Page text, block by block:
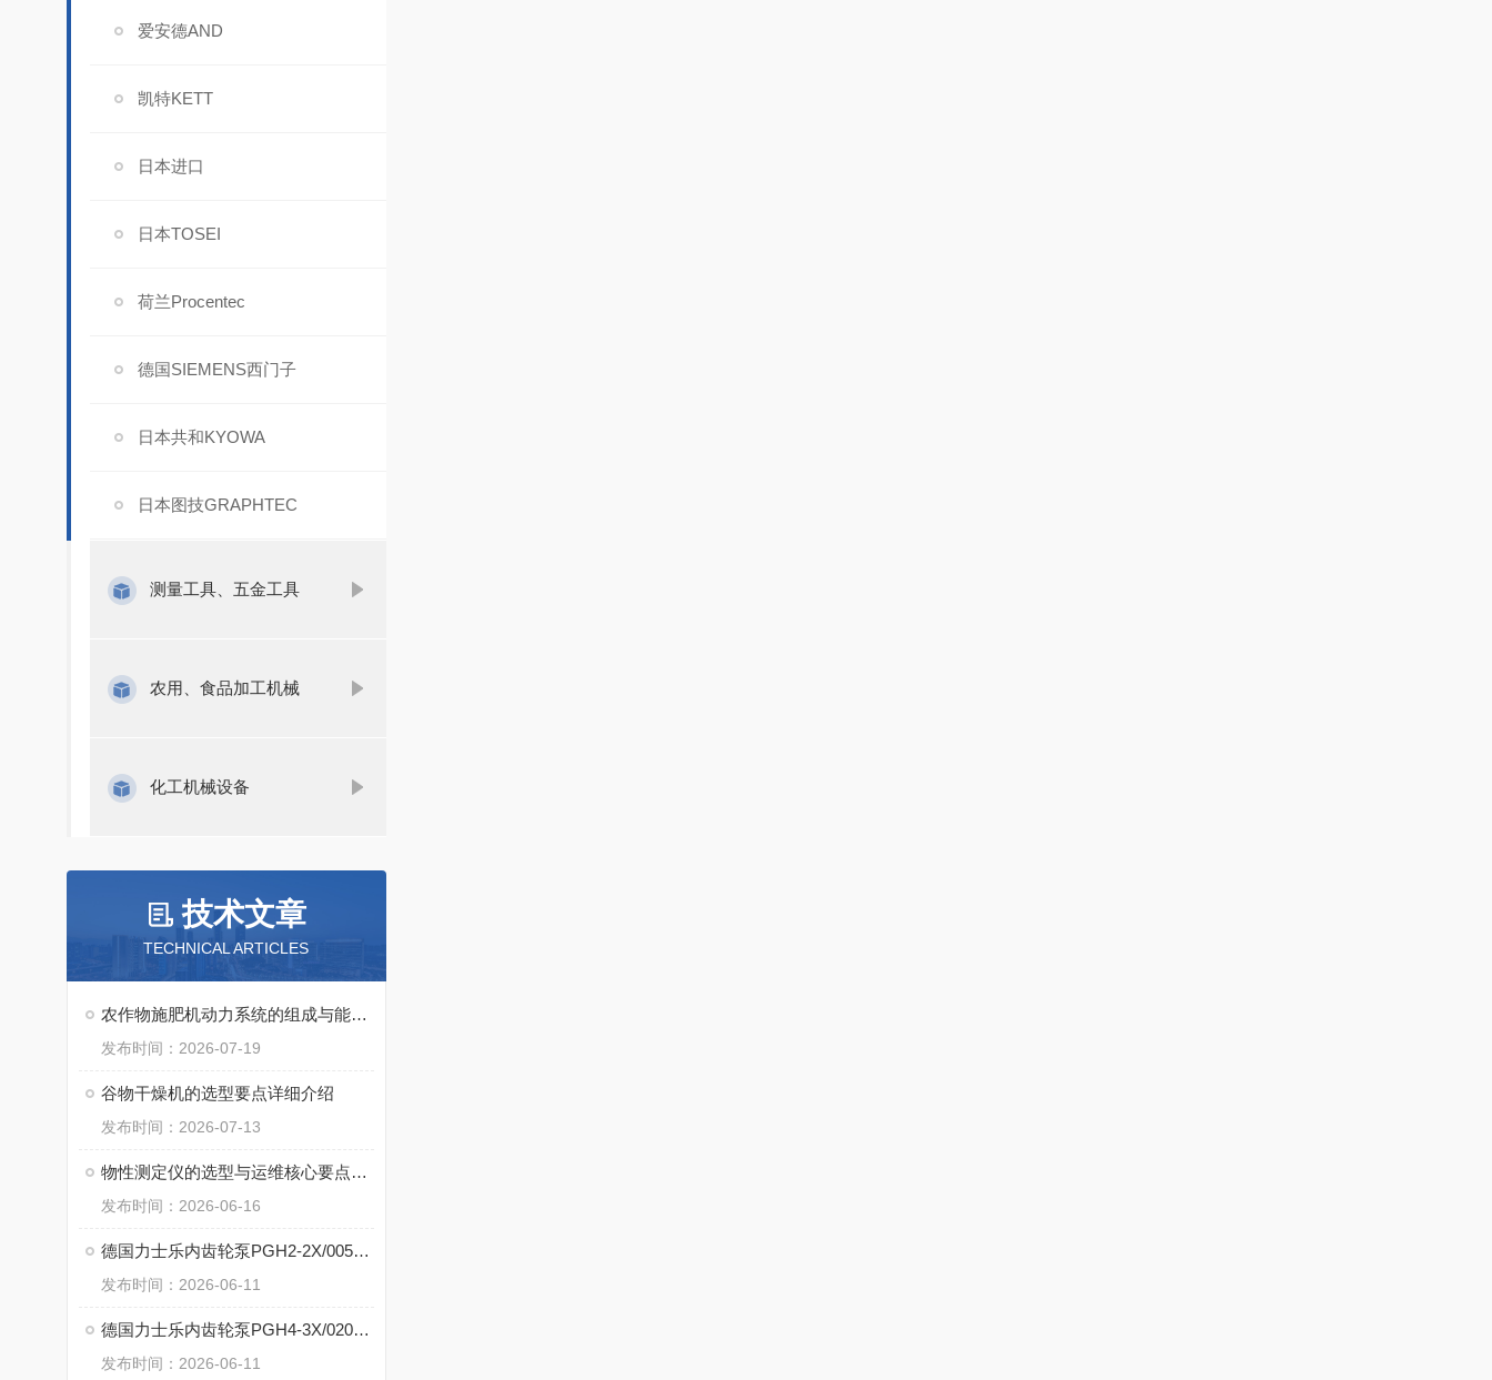
爱安德AND
凯特KETT
日本进口
日本TOSEI
荷兰Procentec
德国SIEMENS西门子
日本共和KYOWA
日本图技GRAPHTEC
测量工具、五金工具
农用、食品加工机械
化工机械设备
技术文章
TECHNICAL ARTICLES
农作物施肥机动力系统的组成与能量传递方式
发布时间：2026-07-19
谷物干燥机的选型要点详细介绍
发布时间：2026-07-13
物性测定仪的选型与运维核心要点介绍
发布时间：2026-06-16
德国力士乐内齿轮泵PGH2-2X/005LE07VU2的核心特点
发布时间：2026-06-11
德国力士乐内齿轮泵PGH4-3X/020LE11VU2的核心技术
发布时间：2026-06-11